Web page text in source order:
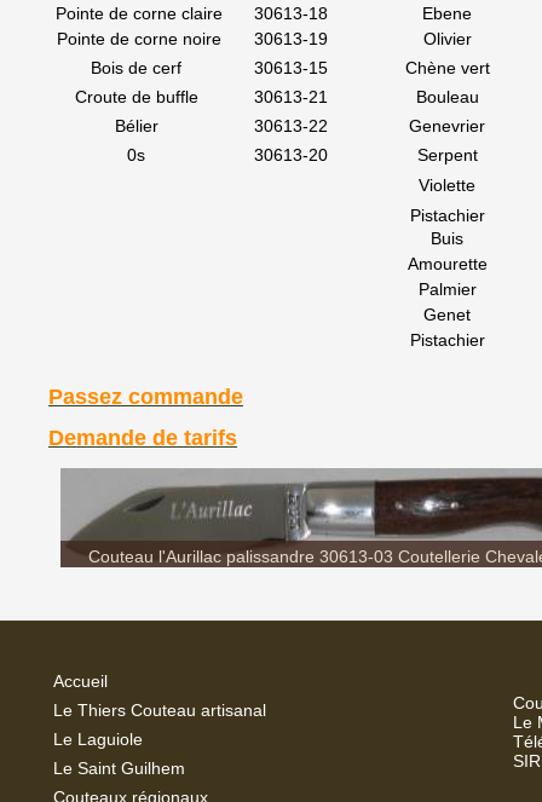
Pointe de corne claire
30613-18
Ebene
Pointe de corne noire
30613-19
Olivier
Bois de cerf
30613-15
Chène vert
Croute de buffle
30613-21
Bouleau
Bélier
30613-22
Genevrier
0s
30613-20
Serpent
Violette
Pistachier
Buis
Amourette
Palmier
Genet
Pistachier
Passez commande
Demande de tarifs
Couteau l'Aurillac palissandre 30613-03 Coutellerie
Accueil
Le Thiers Couteau artisanal
Le Laguiole
Le Saint Guilhem
Couteaux régionaux
Le